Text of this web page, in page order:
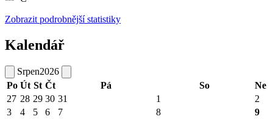
Zobrazit podrobnější statistiky
Kalendář
Srpen2026
Po Út St Čt Pá So
Ne
27 28 29 30 31 1
2
3
4 5 6 7 8 9